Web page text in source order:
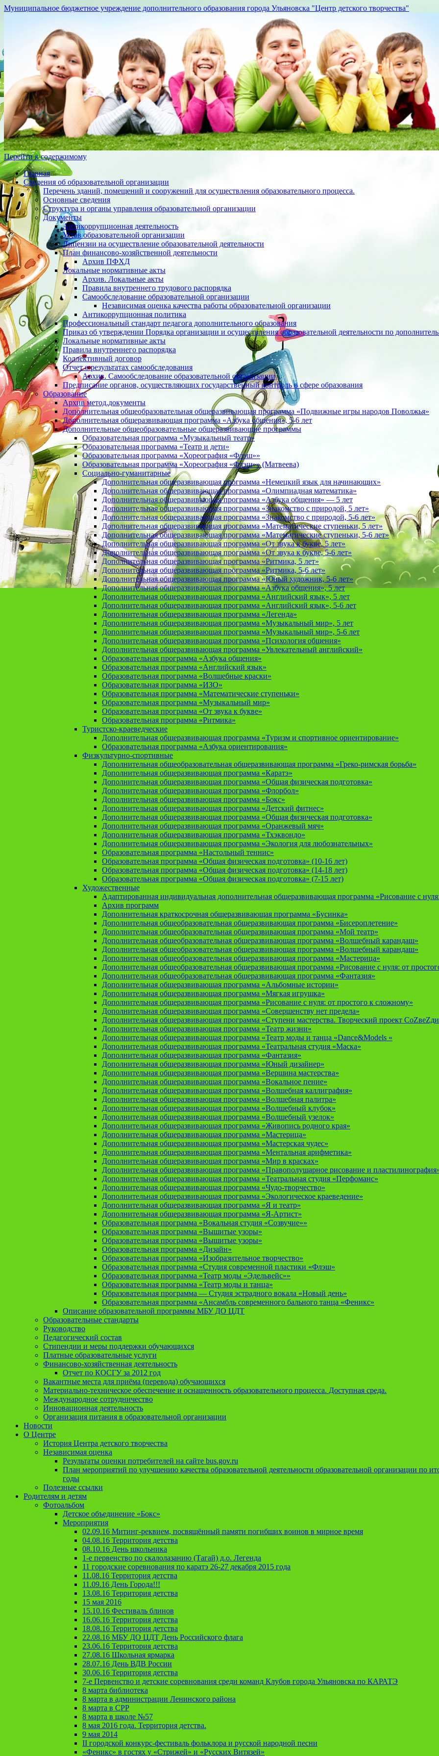
Муниципальное бюджетное учреждение дополнительного образования города Ульяновска "Центр детского творчества"
Перейти к содержимому
Главная
Сведения об образовательной организации
Перечень зданий, помещений и сооружений для осуществления образовательного процесса.
Основные сведения
Структура и органы управления образовательной организации
Документы
Антикоррупционная деятельность
Устав образовательной организации
Лицензии на осуществление образовательной деятельности
План финансово-хозяйственной деятельности
Архив ПФХД
Локальные нормативные акты
Архив. Локальные акты
Правила внутреннего трудового распорядка
Cамообследование образовательной организации
Независимая оценка качества работы образовательной организации
Антикоррупционная политика
Профессиональный стандарт педагога дополнительного образования
Приказ об утверждении Порядка организации и осуществления образовательной деятельности по
Локальные нормативные акты
Правила внутреннего распорядка
Коллективный договор
Отчет о результатах самообследования
Архив. Cамообследование образовательной организации
Предписание органов, осуществляющих государственный контроль в сфере образования
Образование
Архив метод.документы
Дополнительная общеобразовательная общеразвивающая программа «Подвижные игры народов Поволжья»
Дополнительная общеразвивающая программа «Азбука общения», 5-6 лет
Дополнительные общеобразовательные общеразвивающие программы
Образовательная программа «Музыкальный театр»
Образовательная программа «Театр и дети»
Образовательная программа «Хореография «Флэш»»
Образовательная программа «Хореография «Флэш»» (Матвеева)
Социально-гуманитарные
Дополнительная общеразвивающая программа «Немецкий язык для начинающих»
Дополнительная общеразвивающая программа «Олимпиадная математика»
Дополнительная общеразвивающая программа «Азбука общения» — 5 лет
Дополнительная общеразвивающая программа «Знакомство с природой, 5 лет»
Дополнительная общеразвивающая программа «Знакомство с природой, 5-6 лет»
Дополнительная общеразвивающая программа «Математические ступеньки, 5 лет»
Дополнительная общеразвивающая программа «Математические ступеньки, 5-6 лет»
Дополнительная общеразвивающая программа «От звука к букве, 5 лет»
Дополнительная общеразвивающая программа «От звука к букве, 5-6 лет»
Дополнительная общеразвивающая программа «Ритмика, 5 лет»
Дополнительная общеразвивающая программа «Ритмика, 5-6 лет»
Дополнительная общеразвивающая программа «Юный художник, 5-6 лет»
Дополнительная общеразвивающая программа «Азбука общения», 5 лет
Дополнительная общеразвивающая программа «Английский язык», 5 лет
Дополнительная общеразвивающая программа «Английский язык», 5-6 лет
Дополнительная общеразвивающая программа «Легенда»
Дополнительная общеразвивающая программа «Музыкальный мир», 5 лет
Дополнительная общеразвивающая программа «Музыкальный мир», 5-6 лет
Дополнительная общеразвивающая программа «Психология общения»
Дополнительная общеразвивающая программа «Увлекательный английский»
Образовательная программа «Азбука общения»
Образовательная программа «Английский язык»
Образовательная программа «Волшебные краски»
Образовательная программа «ИЗО»
Образовательная программа «Математические ступеньки»
Образовательная программа «Музыкальный мир»
Образовательная программа «От звука к букве»
Образовательная программа «Ритмика»
Туристско-краеведческие
Дополнительная общеразвивающая программа «Туризм и спортивное ориентирование»
Образовательная программа «Азбука ориентирования»
Физкультурно-спортивные
Дополнительная общеобразовательная общеразвивающая программа «Греко-римская борьба»
Дополнительная общеразвивающая программа «Каратэ»
Дополнительная общеразвивающая программа «Общая физическая подготовка»
Дополнительная общеразвивающая программа «Флорбол»
Дополнительная общеразвивающая программа «Бокс»
Дополнительная общеразвивающая программа «Детский фитнес»
Дополнительная общеразвивающая программа «Общая физическая подготовка»
Дополнительная общеразвивающая программа «Оранжевый мяч»
Дополнительная общеразвивающая программа «Тхэквондо»
Дополнительная общеразвивающая программа «Экология для любознательных»
Образовательная программа «Настольный теннис»
Образовательная программа «Общая физическая подготовка» (10-16 лет)
Образовательная программа «Общая физическая подготовка» (14-18 лет)
Образовательная программа «Общая физическая подготовка» (7-15 лет)
Художественные
Адаптированная индивидуальная дополнительная общеразвивающая программа «Рисование с
Архив программ
Дополнительная краткосрочная общеразвивающая программа «Бусинка»
Дополнительная общеобразовательная общеразвивающая программа «Бисероплетение»
Дополнительная общеобразовательная общеразвивающая программа «Мой театр»
Дополнительная общеобразовательная общеразвивающая программа «Волшебный карандаш»
Дополнительная общеобразовательная общеразвивающая программа «Волшебный карандаш»
Дополнительная общеобразовательная общеразвивающая программа «Мастерица»
Дополнительная общеобразовательная общеразвивающая программа «Рисование с нуля: от
Дополнительная общеобразовательная общеразвивающая программа «Фантазия»
Дополнительная общеразвивающая программа «Альбомные истории»
Дополнительная общеразвивающая программа «Мягкая игрушка»
Дополнительная общеразвивающая программа «Рисование с нуля: от простого к сложному»
Дополнительная общеразвивающая программа «Совершенству нет предела»
Дополнительная общеразвивающая программа «Ступени мастерства. Творческий проект
Дополнительная общеразвивающая программа «Театр жизни»
Дополнительная общеразвивающая программа «Театр моды и танца «Dance&Models «
Дополнительная общеразвивающая программа «Театральная студия «Маска»
Дополнительная общеразвивающая программа «Фантазия»
Дополнительная общеразвивающая программа «Юный дизайнер»
Дополнительная общеразвивающая программа «Вершина мастерства»
Дополнительная общеразвивающая программа «Вокальное пение»
Дополнительная общеразвивающая программа «Волшебная каллиграфия»
Дополнительная общеразвивающая программа «Волшебная палитра»
Дополнительная общеразвивающая программа «Волшебный клубок»
Дополнительная общеразвивающая программа «Волшебный узелок»
Дополнительная общеразвивающая программа «Живопись родного края»
Дополнительная общеразвивающая программа «Мастерица»
Дополнительная общеразвивающая программа «Мастерская чудес»
Дополнительная общеразвивающая программа «Ментальная арифметика»
Дополнительная общеразвивающая программа «Мир в красках»
Дополнительная общеразвивающая программа «Правополушарное рисование и
Дополнительная общеразвивающая программа «Театральная студия «Перфоманс»
Дополнительная общеразвивающая программа «Чудо-творчество»
Дополнительная общеразвивающая программа «Экологическое краеведение»
Дополнительная общеразвивающая программа «Я и театр»
Дополнительная общеразвивающая программа «Я-Артист»
Образовательная программа «Вокальная студия «Созвучие»»
Образовательная программа «Вышитые узоры»
Образовательная программа «Вышитые узоры»
Образовательная программа «Дизайн»
Образовательная программа «Изобразительное творчество»
Образовательная программа «Студия современной пластики «Флэш»
Образовательная программа «Театр моды «Эдельвейс»»
Образовательная программа «Театр моды и танца»
Образовательная программа — Студия эстрадного вокала «Новый день»
Образовательная программа «Ансамбль современного бального танца «Феникс»
Описание образовательной программы МБУ ДО ЦДТ
Образовательные стандарты
Руководство
Педагогический состав
Стипендии и меры поддержки обучающихся
Платные образовательные услуги
Финансово-хозяйственная деятельность
Отчет по КОСГУ за 2012 год
Вакантные места для приёма (перевода) обучающихся
Материально-техническое обеспечение и оснащенность образовательного процесса. Доступная среда.
Международное сотрудничество
Инновационная деятельность
Организация питания в образовательной организации
Новости
О Центре
История Центра детского творчества
Независимая оценка
Результаты оценки потребителей на сайте bus.gov.ru
План мероприятий по улучшению качества образовательной деятельности образовательной организации по
годы
Полезные ссылки
Родителям и детям
Фотоальбом
Детское объединение «Бокс»
Мероприятия
02.09.16 Митинг-реквием, посвящённый памяти погибших воинов в мирное время
04.08.16 Территория детства
08.10.16 День школьника
1-е первенство по скалолазанию (Тагай) д.о. Легенда
11 городские соревнования по каратэ 26-27 декабря 2015 года
11.08.16 Территория детства
11.09.16 День Города!!!
13.08.16 Территория детства
15 мая 2016
15.10.16 Фестиваль блинов
16.06.16 Территория детства
18.08.16 Территория детства
22.08.16 МБУ ДО ЦДТ День Российского флага
23.06.16 Территория детства
27.08.16 Школьная ярмарка
28.07.16 День ВДВ России
30.06.16 Территория детства
7-е Первенство и детские соревнования среди команд Клубов города Ульяновска по КАРАТЭ
8 марта библиотека
8 марта в администрации Ленинского района
8 марта в СРР
8 марта в школе №57
8 мая 2016 года. Территория детства.
9 мая 2014
II городской конкурс-фестиваль фольклора и русской народной песни
«Феникс» в гостях у «Стрижей» и «Русских Витязей»